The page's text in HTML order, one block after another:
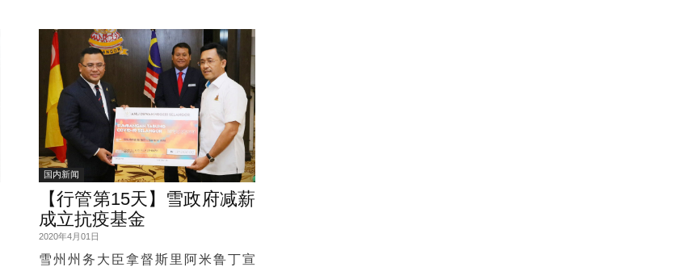
国内新闻
【行管第15天】雪政府减薪
成立抗疫基金
2020年4月01日
雪州州务大臣拿督斯里阿米鲁丁宣